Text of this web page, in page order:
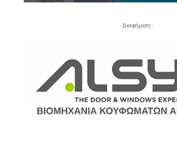
- Διαφήμιση -